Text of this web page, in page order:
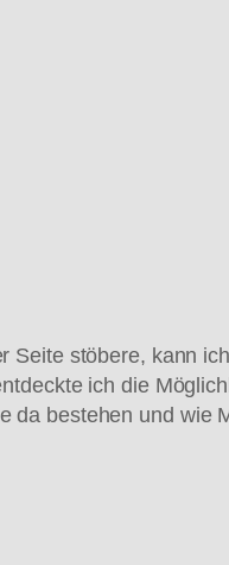
Seite stöbere, kann
ich die
da bestehen und wie